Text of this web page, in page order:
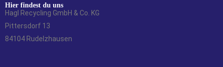
Hier findest du uns
Hagl Recycling GmbH & Co. KG
Pittersdorf 13
84104 Rudelzhausen